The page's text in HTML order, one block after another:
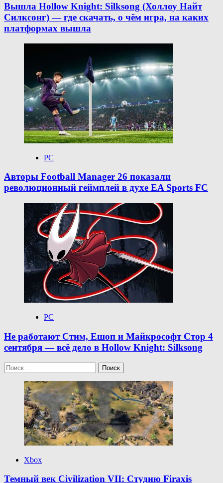
Вышла Hollow Knight: Silksong (Холлоу Найт
Силксонг) — где скачать, о чём игра, на каких
платформах вышла
PC
Авторы Football Manager 26 показали
революционный геймплей в духе EA Sports FC
PC
Не работают Стим, Ешоп и Майкрософт Стор 4
сентября — всё дело в Hollow Knight: Silksong
Найти:
Xbox
Темный век Civilization VII: Студию Firaxis